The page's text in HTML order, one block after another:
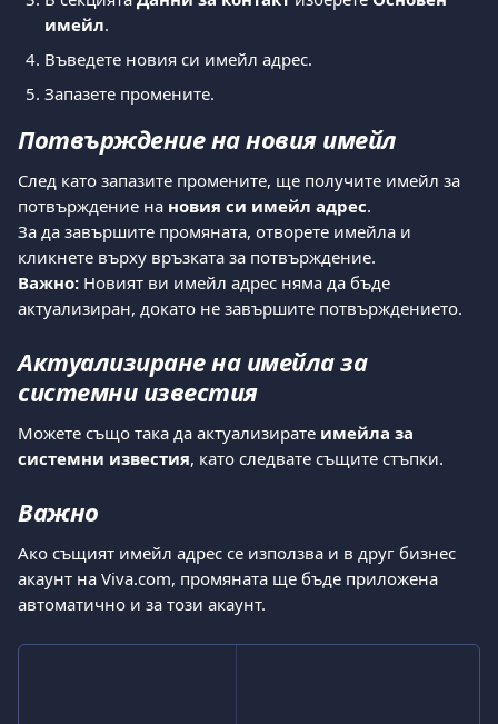
имейл.
Въведете новия си имейл адрес.
Запазете промените.
Потвърждение на новия имейл
След като запазите промените, ще получите имейл за
потвърждение на новия си имейл адрес.
За да завършите промяната, отворете имейла и
кликнете върху връзката за потвърждение.
Важно: Новият ви имейл адрес няма да бъде
актуализиран, докато не завършите потвърждението.
Актуализиране на имейла за
системни известия
Можете също така да актуализирате имейла за
системни известия, като следвате същите стъпки.
Важно
Ако същият имейл адрес се използва и в друг бизнес
акаунт на Viva.com, промяната ще бъде приложена
автоматично и за този акаунт.